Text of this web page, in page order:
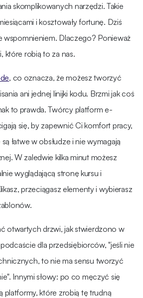
skomplikowanych narzędzi. Takie
i kosztowały fortunę. Dziś
wspomnieniem. Dlaczego? Ponieważ
które robią to za nas.
, co oznacza, że możesz tworzyć
ani jednej linijki kodu. Brzmi jak coś
to prawda. Twórcy platform e-
się, by zapewnić Ci komfort pracy,
łatwe w obsłudze i nie wymagają
W zaledwie kilka minut możesz
wyglądającą stronę kursu i
przeciągasz elementy i wybierasz
otwartych drzwi, jak stwierdzono w
dla przedsiębiorców, "jeśli nie
to nie ma sensu tworzyć
Innymi słowy: po co męczyć się
platformy, które zrobią tę trudną